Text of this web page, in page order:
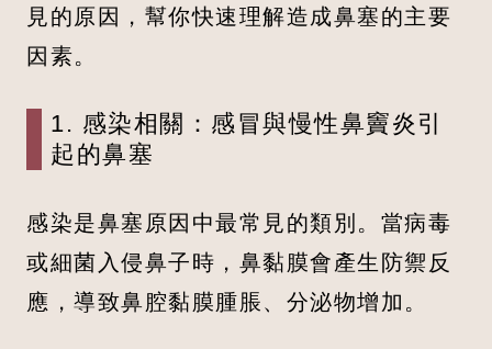
見的原因，幫你快速理解造成鼻塞的主要
因素。
1. 感染相關：感冒與慢性鼻竇炎引
起的鼻塞
感染是鼻塞原因中最常見的類別。當病毒
或細菌入侵鼻子時，鼻黏膜會產生防禦反
應，導致鼻腔黏膜腫脹、分泌物增加。